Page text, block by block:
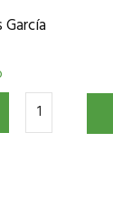
García